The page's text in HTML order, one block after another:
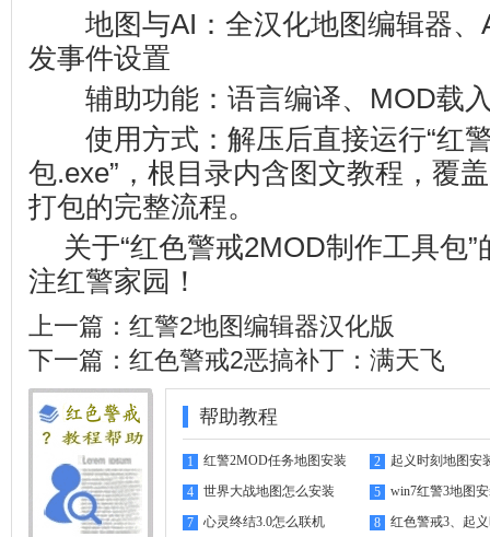
地图与AI：全汉化地图编辑器、
发事件设置
辅助功能：语言编译、MOD载入
使用方式：解压后直接运行“红
包.exe”，根目录内含图文教程，覆
打包的完整流程。
关于“红色警戒2MOD制作工具包
注红警家园 ！
上一篇： 红警2地图编辑器汉化版
下一篇： 红色警戒2恶搞补丁：满天飞
帮助教程
1
红警2MOD任务地图安装
指南
2 起义时刻地图安
4 世界大战地图怎么安装 5 win7红警3地图
7 心灵终结3.0怎么联机 8
红色警戒3、起